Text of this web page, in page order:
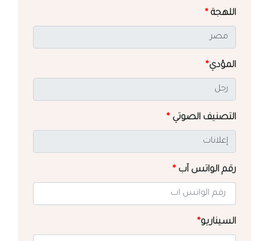
اللهجة *
المؤدي*
التصنيف الصوتي *
رقم الواتس آب *
السيناريو*